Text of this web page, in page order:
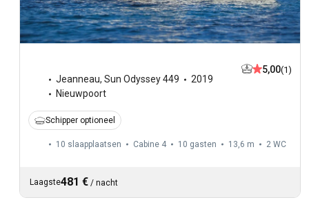
Jeanneau, Sun Odyssey 449
2019
Nieuwpoort
5,00(1)
Schipper optioneel
10 slaapplaatsen Cabine 4 10 gasten 13,6 m 2 WC
Laagste481 € / nacht